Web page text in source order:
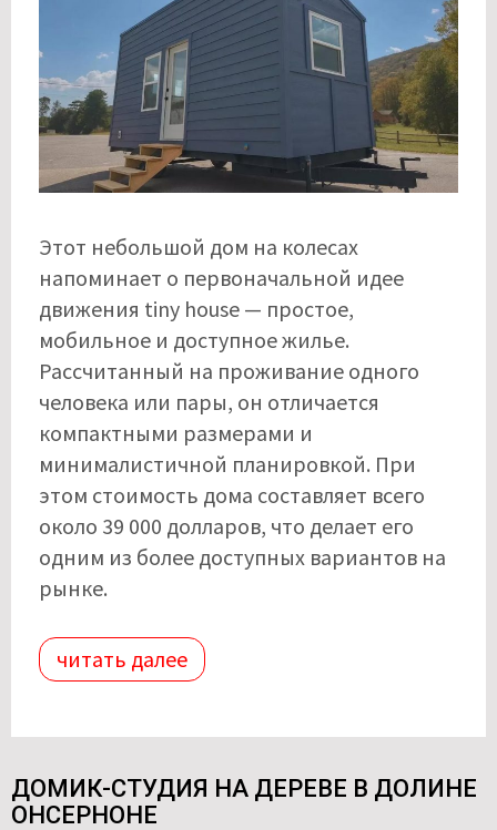
Этот небольшой дом на колесах
напоминает о первоначальной идее
движения tiny house — простое,
мобильное и доступное жилье.
Рассчитанный на проживание одного
человека или пары, он отличается
компактными размерами и
минималистичной планировкой. При
этом стоимость дома составляет всего
около 39 000 долларов, что делает его
одним из более доступных вариантов на
рынке.
читать далее
ДОМИК-СТУДИЯ НА ДЕРЕВЕ В ДОЛИНЕ
ОНСЕРНОНЕ